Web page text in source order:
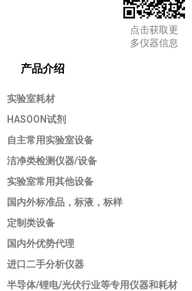
点击获取更
多仪器信息
产品介绍
实验室耗材
HASOON试剂
自主常用实验室设备
洁净类检测仪器/设备
实验室常用其他设备
国内外标准品，标液，标样
定制类设备
国内外优势代理
进口二手分析仪器
半导体/锂电/光伏行业等专用仪器和耗材